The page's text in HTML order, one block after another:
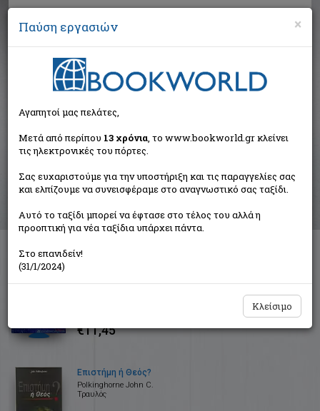
Αναζήτηση
Αποτελέσματα αναζήτησης
Συγγραφέας: Polkinghorne J. C. (2 βιβλία)
Ταξινόμηση ανά:
Ο κβαντικός κόσμος
€11,45
Επιστήμη ή Θεός?
Polkinghorne John C.
Τραυλός
×
Παύση εργασιών
Αγαπητοί μας πελάτες,
Μετά από περίπου 13 χρόνια, το www.bookworld.gr κλείνει
τις ηλεκτρονικές του πόρτες.
Σας ευχαριστούμε για την υποστήριξη και τις παραγγελίες σας
και ελπίζουμε να συνεισφέραμε στο αναγνωστικό σας ταξίδι.
Αυτό το ταξίδι μπορεί να έφτασε στο τέλος του αλλά η
προοπτική για νέα ταξίδια υπάρχει πάντα.
Στο επανιδείν!
(31/1/2024)
Κλείσιμο